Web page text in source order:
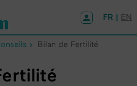
FR | EN
Bilan de Fertilité
cookies